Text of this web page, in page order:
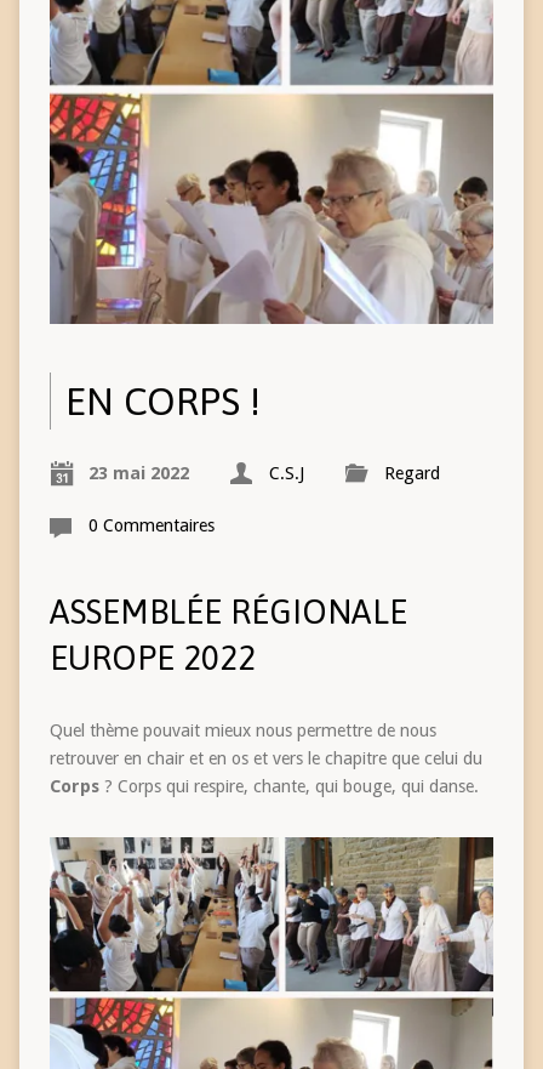
EN CORPS !
23 mai 2022 C.S.J Regard
0 Commentaires
ASSEMBLÉE RÉGIONALE
EUROPE 2022
Quel thème pouvait mieux nous permettre de nous
retrouver en chair et en os et vers le chapitre que celui du
Corps ? Corps qui respire, chante, qui bouge, qui danse.